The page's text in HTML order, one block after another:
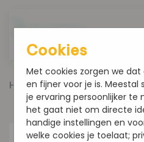
Home Producten
Stokbrood klein
Cookies
Met cookies zorgen we
en fijner voor je is.
je ervaring persoonlijker te
het gaat niet om directe
handige instellingen en
welke cookies je toelaat;